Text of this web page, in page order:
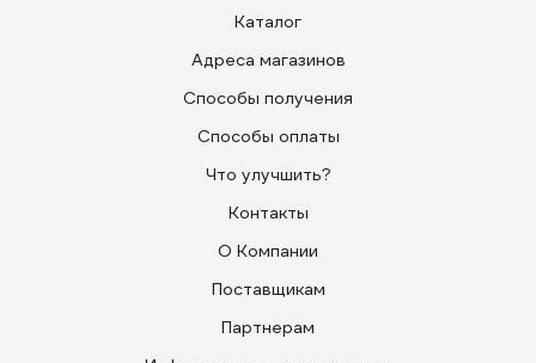
Каталог
Адреса магазинов
Способы получения
Способы оплаты
Что улучшить?
Контакты
О Компании
Поставщикам
Партнерам